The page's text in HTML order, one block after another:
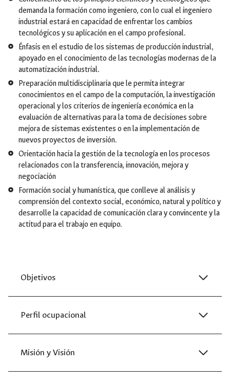
demanda la formación como ingeniero, con lo cual el ingeniero
industrial estará en capacidad de enfrentar los cambios
tecnológicos y su aplicación en el campo profesional.
Énfasis en el estudio de los sistemas de producción industrial,
apoyado en el conocimiento de las tecnologías modernas de la
automatización industrial.
Preparación multidisciplinaria que le permita integrar
conocimientos en el campo de la computación, la investigación
operacional y los criterios de ingeniería económica en la
evaluación de alternativas para la toma de decisiones sobre
mejora de sistemas existentes o en la implementación de
nuevos proyectos de inversión.
Orientación hacia la gestión de la tecnología en los procesos
relacionados con la transferencia, innovación, mejora y
negociación
Formación social y humanística, que conlleve al análisis y
comprensión del contexto social, económico, natural y político y
desarrolle la capacidad de comunicación clara y convincente y la
actitud para el trabajo en equipo.
Objetivos
Perfil ocupacional
Misión y Visión